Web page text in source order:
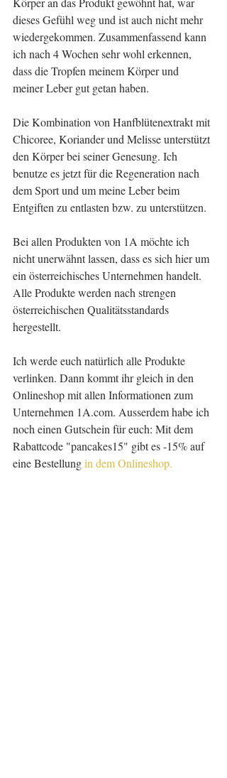
dieses Gefühl weg und ist auch nicht mehr
wiedergekommen. Zusammenfassend kann
ich nach 4 Wochen sehr wohl erkennen,
dass die Tropfen meinem Körper und
meiner Leber gut getan haben.
Die Kombination von Hanfblütenextrakt mit
Chicoree, Koriander und Melisse unterstützt
den Körper bei seiner Genesung. Ich
benutze es jetzt für die Regeneration nach
dem Sport und um meine Leber beim
Entgiften zu entlasten bzw. zu unterstützen.
Bei allen Produkten von 1A möchte ich
nicht unerwähnt lassen, dass es sich hier um
ein österreichisches Unternehmen handelt.
Alle Produkte werden nach strengen
österreichischen Qualitätsstandards
hergestellt.
Ich werde euch natürlich alle Produkte
verlinken. Dann kommt ihr gleich in den
Onlineshop mit allen Informationen zum
Unternehmen 1A.com. Ausserdem habe ich
noch einen Gutschein für euch: Mit dem
Rabattcode "pancakes15" gibt es -15% auf
eine Bestellung in dem Onlineshop.